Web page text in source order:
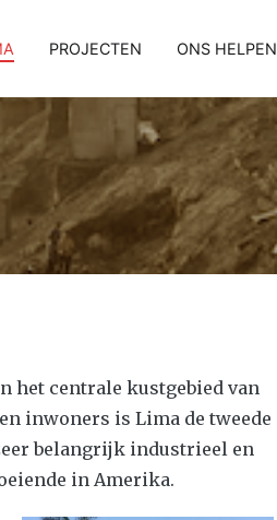
PROJECTEN ONS HELPEN
het centrale kustgebied van
inwoners is Lima de tweede
belangrijk industrieel en
in Amerika.